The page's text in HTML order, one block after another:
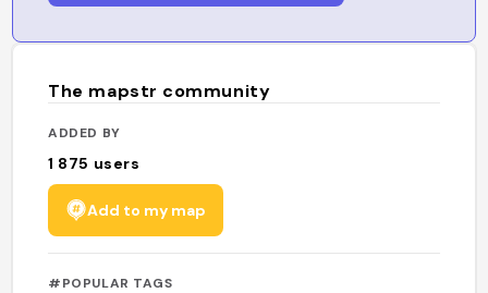
The mapstr community
ADDED BY
1 875 users
Add to my map
#POPULAR TAGS